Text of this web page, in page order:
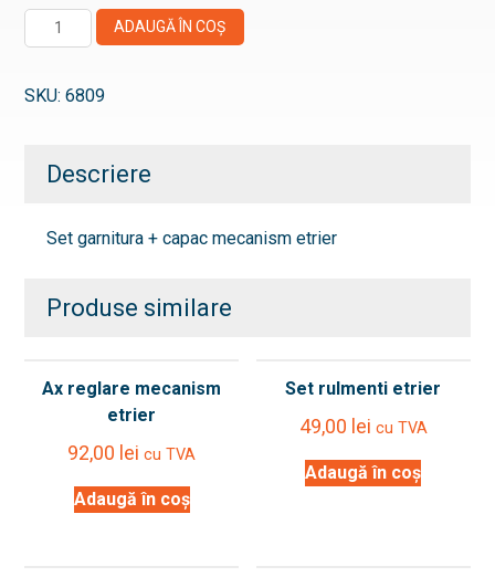
Cantitate
Set
+
etrier
ADAUGĂ ÎN COȘ
SKU:6809
Descriere
Set garnitura + capac mecanism etrier
Produse similare
Ax reglare mecanism
etrier
92,00 lei cu TVA
Adaugă în coș
Set rulmenti etrier
49,00 lei cu TVA
Adaugă în coș